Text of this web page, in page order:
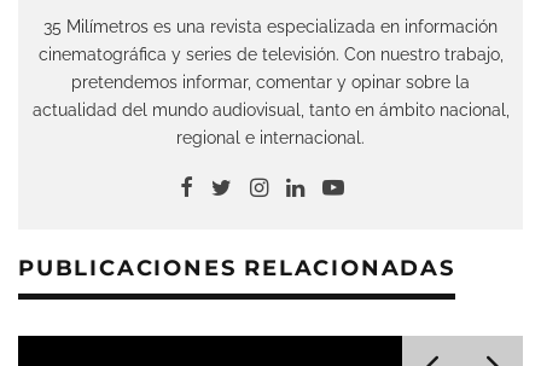
35 Milímetros es una revista especializada en información
cinematográfica y series de televisión. Con nuestro trabajo,
pretendemos informar, comentar y opinar sobre la
actualidad del mundo audiovisual, tanto en ámbito nacional,
regional e internacional.
PUBLICACIONES RELACIONADAS